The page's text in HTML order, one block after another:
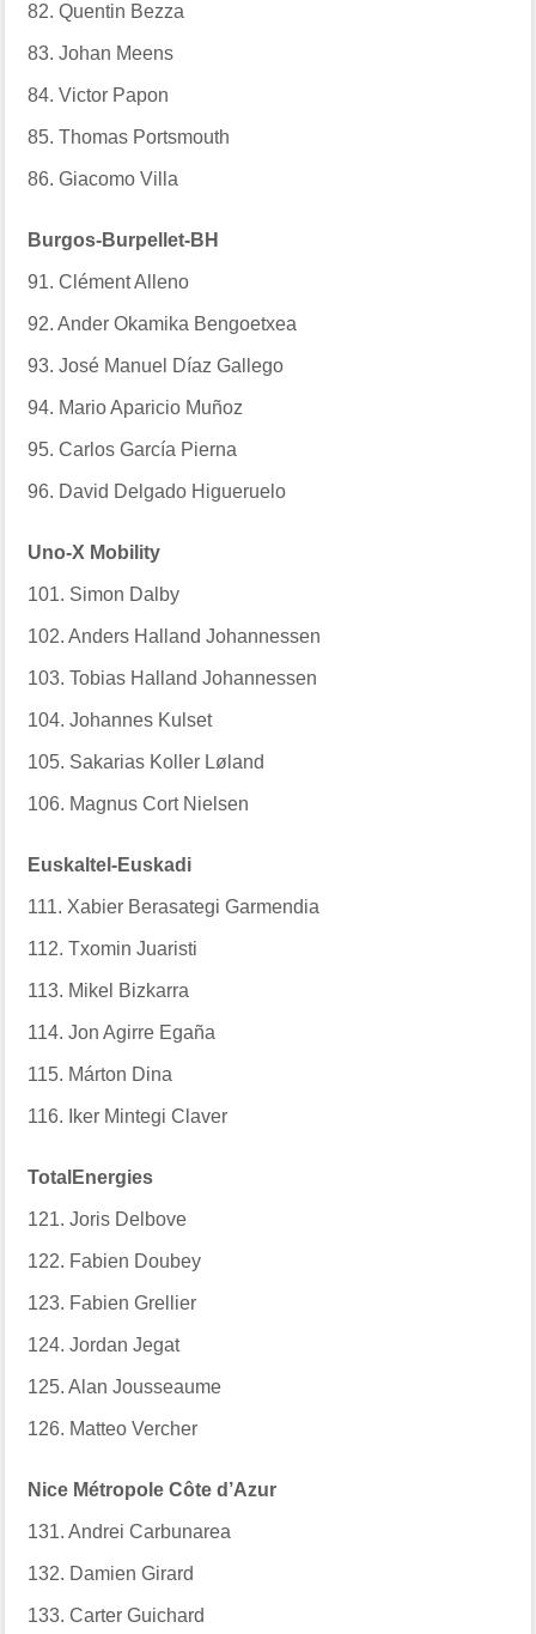
82. Quentin Bezza
83. Johan Meens
84. Victor Papon
85. Thomas Portsmouth
86. Giacomo Villa
Burgos-Burpellet-BH
91. Clément Alleno
92. Ander Okamika Bengoetxea
93. José Manuel Díaz Gallego
94. Mario Aparicio Muñoz
95. Carlos García Pierna
96. David Delgado Higueruelo
Uno-X Mobility
101. Simon Dalby
102. Anders Halland Johannessen
103. Tobias Halland Johannessen
104. Johannes Kulset
105. Sakarias Koller Løland
106. Magnus Cort Nielsen
Euskaltel-Euskadi
111. Xabier Berasategi Garmendia
112. Txomin Juaristi
113. Mikel Bizkarra
114. Jon Agirre Egaña
115. Márton Dina
116. Iker Mintegi Claver
TotalEnergies
121. Joris Delbove
122. Fabien Doubey
123. Fabien Grellier
124. Jordan Jegat
125. Alan Jousseaume
126. Matteo Vercher
Nice Métropole Côte d’Azur
131. Andrei Carbunarea
132. Damien Girard
133. Carter Guichard